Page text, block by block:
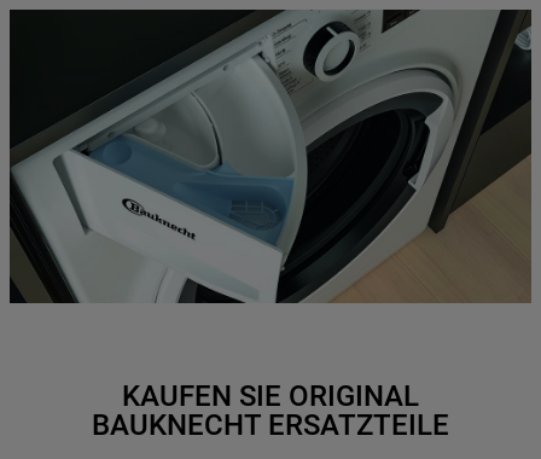
KAUFEN SIE ORIGINAL
BAUKNECHT ERSATZTEILE